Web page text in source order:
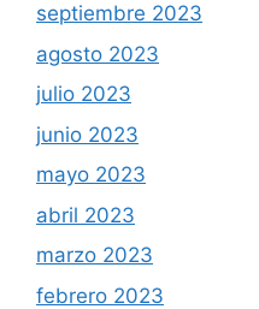
septiembre 2023
agosto 2023
julio 2023
junio 2023
mayo 2023
abril 2023
marzo 2023
febrero 2023